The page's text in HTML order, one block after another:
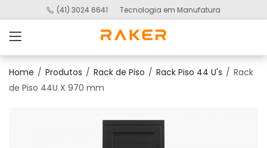
(41) 3024 6641 Tecnologia em Manufatura
Home Produtos Rack de Piso Rack Piso 44 U's
Rack
de Piso 44U X 970 mm